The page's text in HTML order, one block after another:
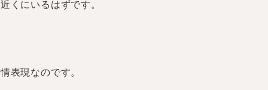
くにいるはずです。
表現なのです。